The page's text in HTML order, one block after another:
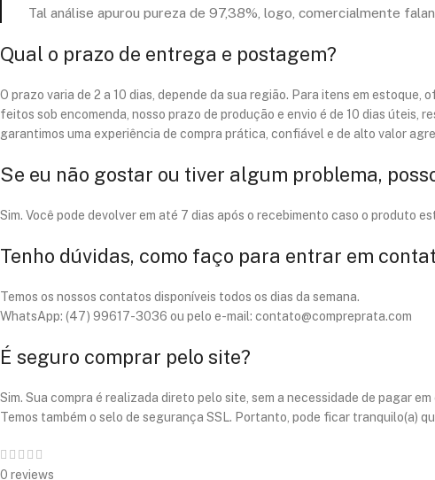
Tal análise apurou pureza de 97,38%, logo, comercialmente
Qual o prazo de entrega e postagem?
O prazo varia de 2 a 10 dias, depende da sua região. Para itens em
feitos sob encomenda, nosso prazo de produção e envio é de 10 dias úteis,
garantimos uma experiência de compra prática, confiável e de alto valor
Se eu não gostar ou tiver algum problema,
Sim. Você pode devolver em até 7 dias após o recebimento caso o produto
Tenho dúvidas, como faço para entrar em
Temos os nossos contatos disponíveis todos os dias da semana.
WhatsApp: (47) 99617-3036 ou pelo e-mail: contato@compreprata.com
É seguro comprar pelo site?
Sim. Sua compra é realizada direto pelo site, sem a necessidade de pagar
Temos também o selo de segurança SSL. Portanto, pode ficar tranquilo(a)
0 reviews